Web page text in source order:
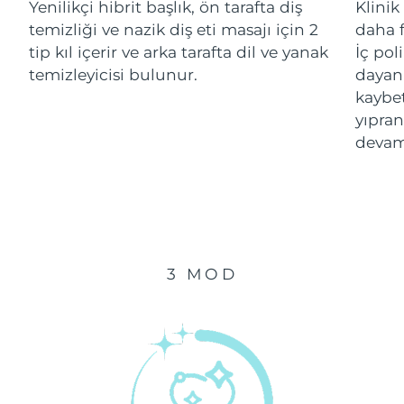
Yenilikçi hibrit başlık, ön tarafta diş
temizliği ve nazik diş eti masajı için 2
tip kıl içerir ve arka tarafta dil ve yanak
temizleyicisi bulunur.
Klinik
daha
İç
3 MOD
Çin Makao ÖİB Tahmini teslim tarihi 8/13/26
Malezya 8/14/26
8/11/26
Tahmini teslim tarihi
Tahmini teslim tarihi